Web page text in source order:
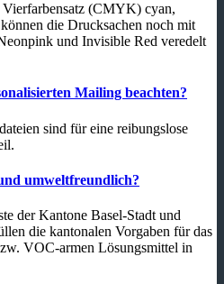
Vierfarbensatz (CMYK) cyan,
die Drucksachen noch mit
und Invisible Red veredelt
Mailing beachten?
sind für eine reibungslose
umweltfreundlich?
der Kantone Basel-Stadt und
die kantonalen Vorgaben für das
VOC-armen Lösungsmittel in